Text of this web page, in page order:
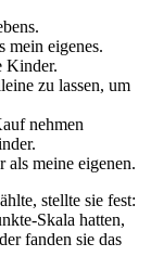
mein eigenes.
Kinder.
zu lassen, um
nehmen
meine eigenen.
stellte sie fest:
Skala hatten,
fanden sie das